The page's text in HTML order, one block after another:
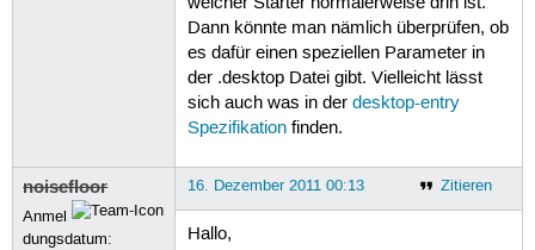
Dann könnte man nämlich überprüfen, ob
es dafür einen speziellen Parameter in
der .desktop Datei gibt. Vielleicht lässt
sich auch was in der desktop-entry
Spezifikationfinden.
noisefloor
Anmel
dungsdatum:
Zitieren
16. Dezember 2011 00:13
Hallo,